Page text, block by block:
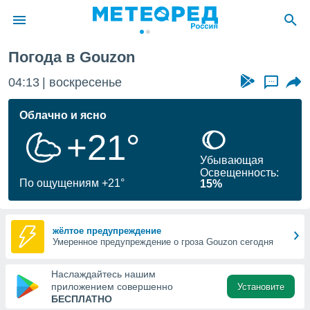
о
Вы можете
к этому
доступ
Погода в Gouzon
04:13 воскресенье ...
Облачно и ясно
+21°
По ощущениям +21°
Убывающая
Освещенность:
15%
жёлтое предупреждение
Умеренное предупреждение о гроза Gouzon сегодня
Наслаждайтесь нашим
приложением совершенно
БЕСПЛАТНО
Установите